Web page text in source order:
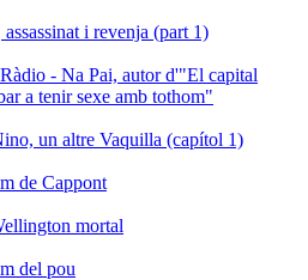
i revenja (part 1)
- Na Pai, autor d'"El capital
a tenir sexe amb tothom"
un altre Vaquilla (capítol 1)
de Cappont
mortal
del pou